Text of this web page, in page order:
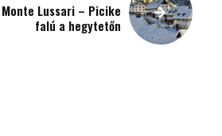
Monte Lussari – Picike
falú a hegytetőn